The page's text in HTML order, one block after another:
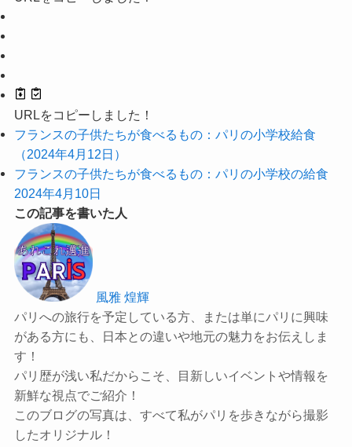
URLをコピーしました！
フランスの子供たちが食べるもの：パリの小学校給食
（2024年4月12日）
フランスの子供たちが食べるもの：パリの小学校の給食
2024年4月10日
この記事を書いた人
風雅 煌輝
パリへの旅行を予定している方、または単にパリに興味
がある方にも、日本との違いや地元の魅力をお伝えしま
す！
パリ歴が浅い私だからこそ、目新しいイベントや情報を
新鮮な視点でご紹介！
このブログの写真は、すべて私がパリを歩きながら撮影
したオリジナル！